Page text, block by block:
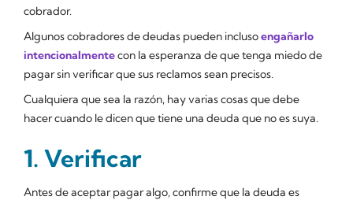
cobrador.
Algunos cobradores de deudas pueden inclusoengañarlo
intencionalmentecon la esperanza de que tenga miedo de
pagar sin verificar que sus reclamos sean precisos.
Cualquiera que sea la razón, hay varias cosas que debe
hacer cuando le dicen que tiene una deuda que no es suya.
1. Verificar
Antes de aceptar pagar algo, confirme que la deuda es